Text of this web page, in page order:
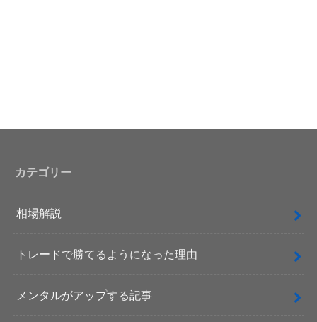
カテゴリー
相場解説
トレードで勝てるようになった理由
メンタルがアップする記事